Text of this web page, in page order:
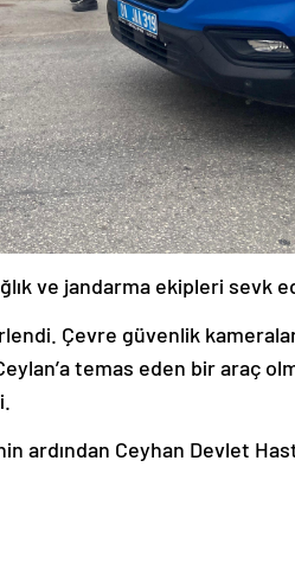
ve jandarma ekipleri sevk
Çevre güvenlik
temas eden bir araç
ardından Ceyhan Devlet